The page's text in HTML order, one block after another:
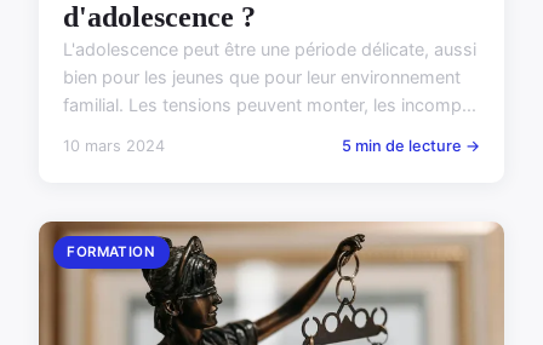
d'adolescence ?
L'adolescence peut être une période délicate, aussi
bien pour les jeunes que pour leur environnement
familial. Les tensions peuvent monter, les incomp...
10 mars 2024 5 min de lecture →
FORMATION